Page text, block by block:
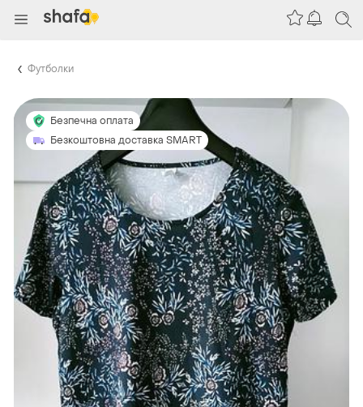
Футболки
Безпечна оплата
Безкоштовна доставка SMART